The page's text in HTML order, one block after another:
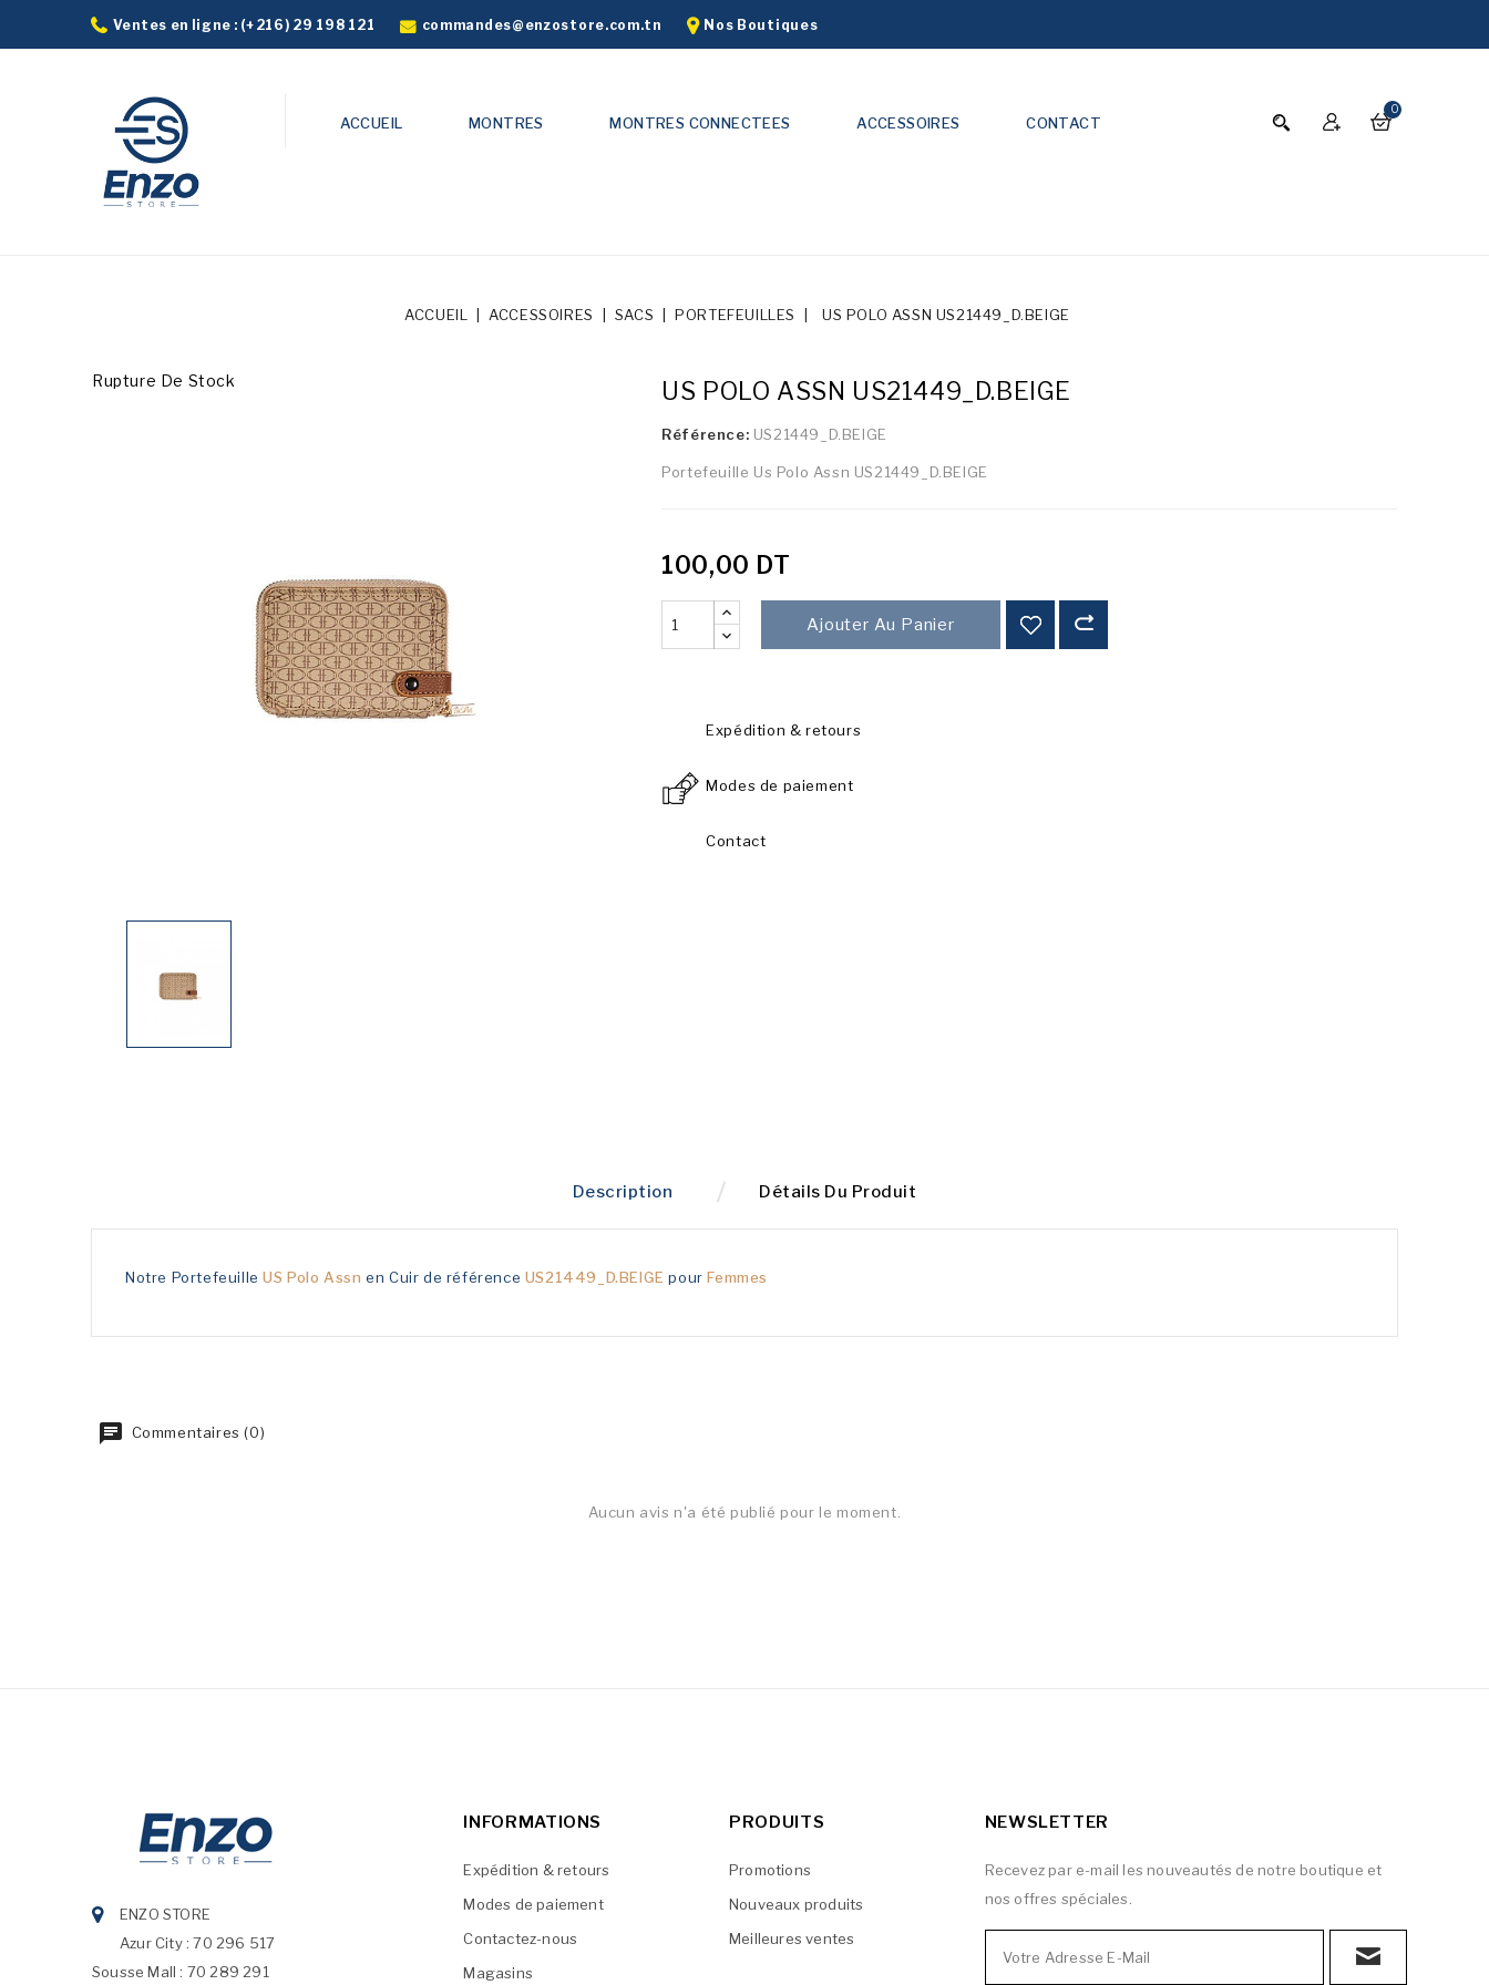
Ventes en ligne : (+216) 29 198 121 commandes@enzostore.com.tn Nos Boutiques
0
ACCUEIL MONTRES MONTRES CONNECTEES ACCESSOIRES CONTACT
ACCUEIL ACCESSOIRES SACS PORTEFEUILLES US POLO ASSN US21449_D.BEIGE
Rupture De Stock US POLO ASSN US21449_D.BEIGE
Référence: US21449_D.BEIGE
Portefeuille Us Polo Assn US21449_D.BEIGE
100,00 DT
Ajouter Au Panier
Expédition & retours
Modes de paiement
Contact
Description Détails Du Produit
Notre PortefeuilleUS Polo Assnen Cuir de référence US21449_D.BEIGE pourFemmes
Commentaires (0)
Aucun avis n'a été publié pour le moment.
ENZO STORE
Azur City : 70 296 517
Sousse Mall : 70 289 291
INFORMATIONS
Expédition & retours
Modes de paiement
Contactez-nous
Magasins
PRODUITS
Promotions
Nouveaux produits
Meilleures ventes
NEWSLETTER
Recevez par e-mail les nouveautés de notre boutique et
nos offres spéciales.